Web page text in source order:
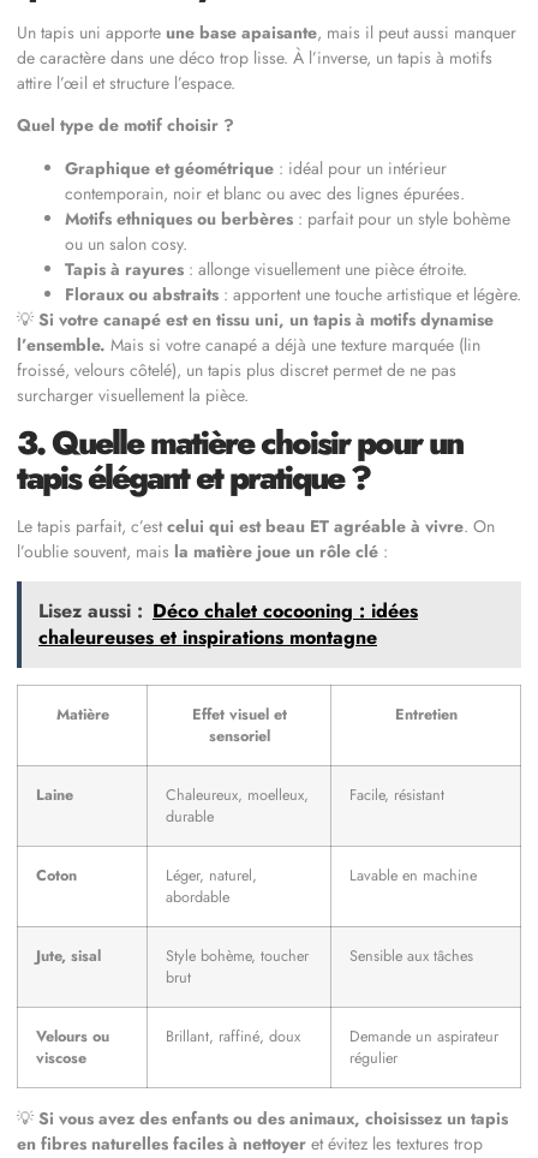
Un tapis uni apporte une base apaisante, mais il peut aussi manquer
de caractère dans une déco trop lisse. À l’inverse, un tapis à motifs
attire l’œil et structure l’espace.
Quel type de motif choisir ?
Graphique et géométrique : idéal pour un intérieur
contemporain, noir et blanc ou avec des lignes épurées.
Motifs ethniques ou berbères : parfait pour un style bohème
ou un salon cosy.
Tapis à rayures : allonge visuellement une pièce étroite.
Floraux ou abstraits : apportent une touche artistique et légère.
💡 Si votre canapé est en tissu uni, un tapis à motifs dynamise
l’ensemble. Mais si votre canapé a déjà une texture marquée (lin
froissé, velours côtelé), un tapis plus discret permet de ne pas
surcharger visuellement la pièce.
3. Quelle matière choisir pour un
tapis élégant et pratique ?
Le tapis parfait, c’est celui qui est beau ET agréable à vivre. On
l’oublie souvent, mais la matière joue un rôle clé :
Lisez aussi : Déco chalet cocooning : idées
chaleureuses et inspirations montagne
Matière
Effet visuel et
sensoriel
Entretien
Laine
Chaleureux, moelleux,
durable
Facile, résistant
Coton
Léger, naturel,
abordable
Lavable en machine
Jute, sisal
Style bohème, toucher
brut
Sensible aux tâches
Velours ou
viscose
Brillant, raffiné, doux
Demande un aspirateur
régulier
💡 Si vous avez des enfants ou des animaux, choisissez un tapis
en fibres naturelles faciles à nettoyer et évitez les textures trop